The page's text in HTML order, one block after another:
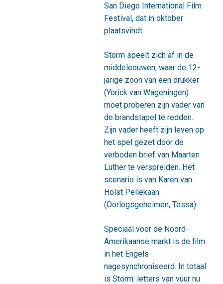
San Diego International Film
Festival, dat in oktober
plaatsvindt.
Storm speelt zich af in de
middeleeuwen, waar de 12-
jarige zoon van een drukker
(Yorick van Wageningen)
moet proberen zijn vader van
de brandstapel te redden.
Zijn vader heeft zijn leven op
het spel gezet door de
verboden brief van Maarten
Luther te verspreiden. Het
scenario is van Karen van
Holst Pellekaan
(Oorlogsgeheimen, Tessa).
Speciaal voor de Noord-
Amerikaanse markt is de film
in het Engels
nagesynchroniseerd. In totaal
is Storm: letters van vuur nu